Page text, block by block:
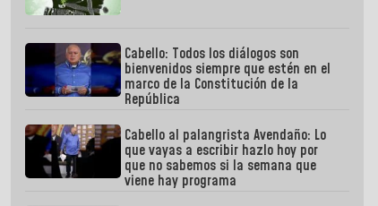
Cabello: Todos los diálogos son
bienvenidos siempre que estén en el
marco de la Constitución de la
República
Cabello al palangrista Avendaño: Lo
que vayas a escribir hazlo hoy por
que no sabemos si la semana que
viene hay programa